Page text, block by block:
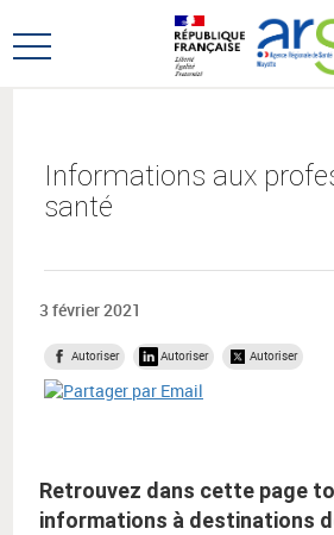
au
menu
au
contenu
Ouvrir
Informations aux
santé
3 février 2021
Autoriser Autoriser Autoriser
Retrouvez dans cette page
informations à destinations